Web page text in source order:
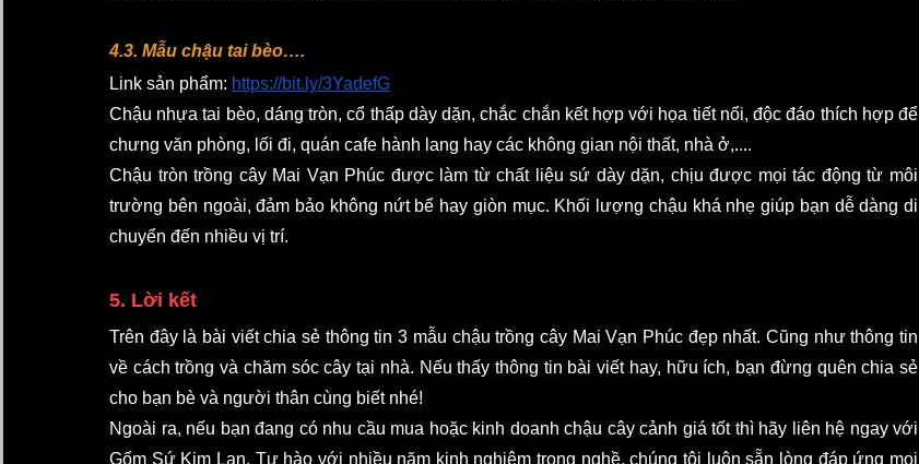
4.3. Mẫu chậu tai bèo….
Link sản phẩm: https://bit.ly/3YadefG
Chậu nhựa tai bèo, dáng tròn, cổ thấp dày dặn, chắc chắn kết hợp với họa tiết nổi, độc đáo thích hợp để
chưng văn phòng, lối đi, quán cafe hành lang hay các không gian nội thất, nhà ở,....
Chậu tròn trồng cây Mai Vạn Phúc được làm từ chất liệu sứ dày dặn, chịu được mọi tác động từ môi
trường bên ngoài, đảm bảo không nứt bể hay giòn mục. Khối lượng chậu khá nhẹ giúp bạn dễ dàng di
chuyển đến nhiều vị trí.
5. Lời kết
Trên đây là bài viết chia sẻ thông tin 3 mẫu chậu trồng cây Mai Vạn Phúc đẹp nhất. Cũng như thông tin
về cách trồng và chăm sóc cây tại nhà. Nếu thấy thông tin bài viết hay, hữu ích, bạn đừng quên chia sẻ
cho bạn bè và người thân cùng biết nhé!
Ngoài ra, nếu bạn đang có nhu cầu mua hoặc kinh doanh chậu cây cảnh giá tốt thì hãy liên hệ ngay với
Gốm Sứ Kim Lan. Tự hào với nhiều năm kinh nghiệm trong nghề, chúng tôi luôn sẵn lòng đáp ứng mọi